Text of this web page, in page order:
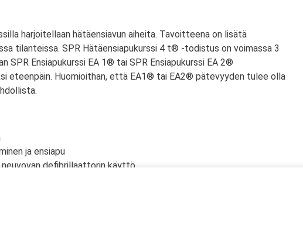
harjoitellaan hätäensiavun aiheita. Tavoitteena on lisätä
tilanteissa. SPR Hätäensiapukurssi 4 t® -todistus on voimassa 3
SPR Ensiapukurssi EA 1® tai SPR Ensiapukurssi EA 2®
eteenpäin. Huomioithan, että EA1® tai EA2® pätevyyden tulee olla
ja ensiapu
defibrillaattorin käyttö